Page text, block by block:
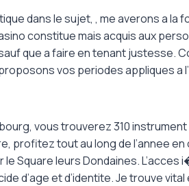
dans le sujet, , me averons a la
constitue mais acquis aux
que a faire en tenant justesse.
vos periodes appliques a
vous trouverez 310
profitez tout au long de l’annee
Square leurs Dondaines. L’acces
d’age et d’identite. Je trouve